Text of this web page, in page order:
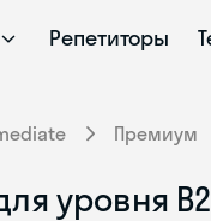
Репетиторы
Премиум
уровня